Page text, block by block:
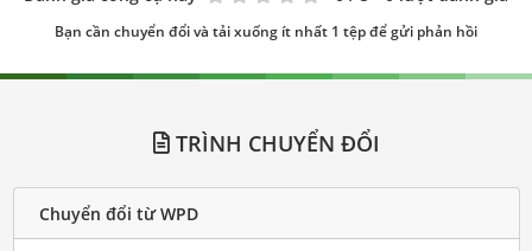
Bạn cần chuyển đổi và tải xuống ít nhất 1 tệp để gửi phản hồi
TRÌNH CHUYỂN ĐỔI
Chuyển đổi từ WPD